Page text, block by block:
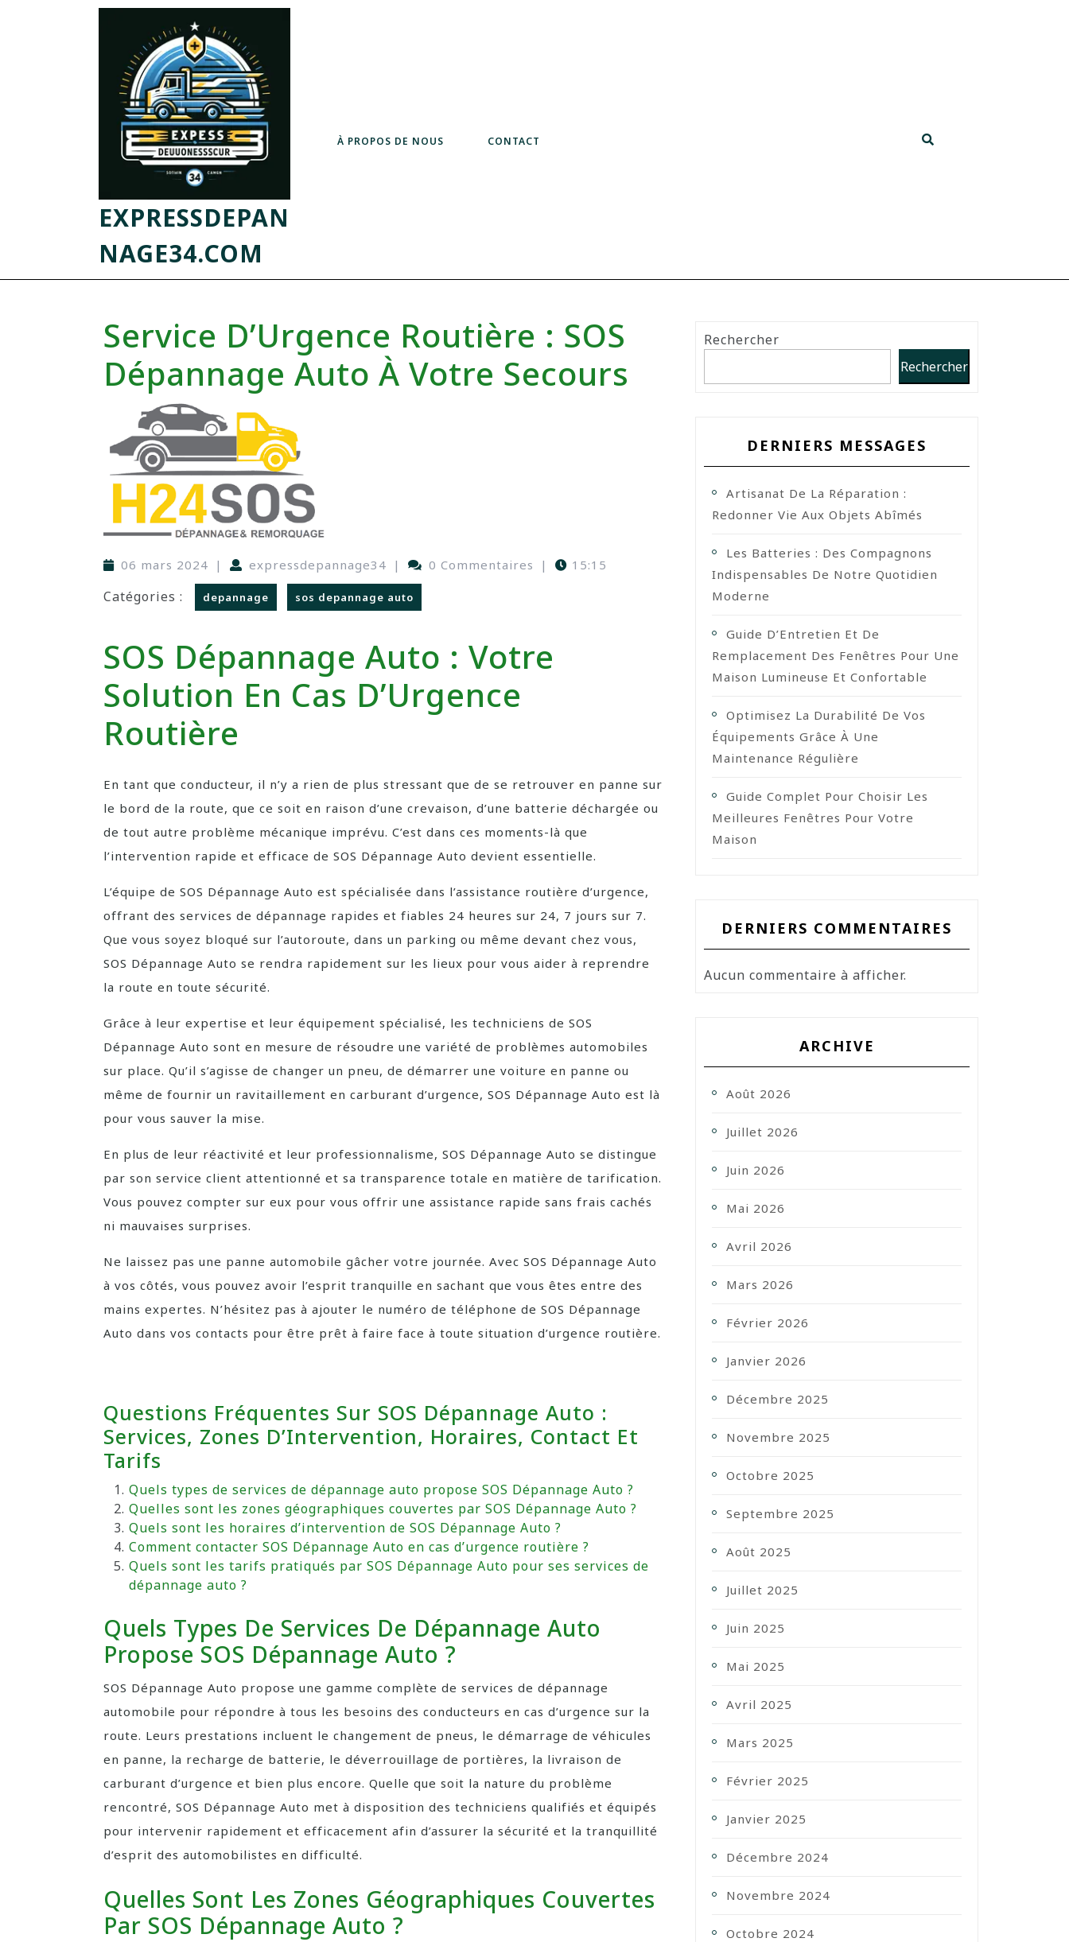
EXPRESSDEPAN
NAGE34.COM
À PROPOS DE NOUS CONTACT
Service D’Urgence Routière : SOS
Dépannage Auto À Votre Secours
06 mars 2024 | expressdepannage34 | 0 Commentaires | 15:15
Catégories : depannage sos depannage auto
SOS Dépannage Auto : Votre
Solution En Cas D’Urgence
Routière
En tant que conducteur, il n’y a rien de plus stressant que de se retrouver en panne sur
le bord de la route, que ce soit en raison d’une crevaison, d’une batterie déchargée ou
de tout autre problème mécanique imprévu. C’est dans ces moments-là que
l’intervention rapide et efficace de SOS Dépannage Auto devient essentielle.
L’équipe de SOS Dépannage Auto est spécialisée dans l’assistance routière d’urgence,
offrant des services de dépannage rapides et fiables 24 heures sur 24, 7 jours sur 7.
Que vous soyez bloqué sur l’autoroute, dans un parking ou même devant chez vous,
SOS Dépannage Auto se rendra rapidement sur les lieux pour vous aider à reprendre
la route en toute sécurité.
Grâce à leur expertise et leur équipement spécialisé, les techniciens de SOS
Dépannage Auto sont en mesure de résoudre une variété de problèmes automobiles
sur place. Qu’il s’agisse de changer un pneu, de démarrer une voiture en panne ou
même de fournir un ravitaillement en carburant d’urgence, SOS Dépannage Auto est là
pour vous sauver la mise.
En plus de leur réactivité et leur professionnalisme, SOS Dépannage Auto se distingue
par son service client attentionné et sa transparence totale en matière de tarification.
Vous pouvez compter sur eux pour vous offrir une assistance rapide sans frais cachés
ni mauvaises surprises.
Ne laissez pas une panne automobile gâcher votre journée. Avec SOS Dépannage Auto
à vos côtés, vous pouvez avoir l’esprit tranquille en sachant que vous êtes entre des
mains expertes. N’hésitez pas à ajouter le numéro de téléphone de SOS Dépannage
Auto dans vos contacts pour être prêt à faire face à toute situation d’urgence routière.
Questions Fréquentes Sur SOS Dépannage Auto :
Services, Zones D’Intervention, Horaires, Contact Et
Tarifs
Quels types de services de dépannage auto propose SOS Dépannage Auto ?
Quelles sont les zones géographiques couvertes par SOS Dépannage Auto ?
Quels sont les horaires d’intervention de SOS Dépannage Auto ?
Comment contacter SOS Dépannage Auto en cas d’urgence routière ?
Quels sont les tarifs pratiqués par SOS Dépannage Auto pour ses services de
dépannage auto ?
Quels Types De Services De Dépannage Auto
Propose SOS Dépannage Auto ?
SOS Dépannage Auto propose une gamme complète de services de dépannage
automobile pour répondre à tous les besoins des conducteurs en cas d’urgence sur la
route. Leurs prestations incluent le changement de pneus, le démarrage de véhicules
en panne, la recharge de batterie, le déverrouillage de portières, la livraison de
carburant d’urgence et bien plus encore. Quelle que soit la nature du problème
rencontré, SOS Dépannage Auto met à disposition des techniciens qualifiés et équipés
pour intervenir rapidement et efficacement afin d’assurer la sécurité et la tranquillité
d’esprit des automobilistes en difficulté.
Quelles Sont Les Zones Géographiques Couvertes
Par SOS Dépannage Auto ?
Rechercher
Rechercher
DERNIERS MESSAGES
Artisanat De La Réparation :
Redonner Vie Aux Objets Abîmés
Les Batteries : Des Compagnons
Indispensables De Notre Quotidien
Moderne
Guide D’Entretien Et De
Remplacement Des Fenêtres Pour Une
Maison Lumineuse Et Confortable
Optimisez La Durabilité De Vos
Équipements Grâce À Une
Maintenance Régulière
Guide Complet Pour Choisir Les
Meilleures Fenêtres Pour Votre
Maison
DERNIERS COMMENTAIRES
Aucun commentaire à afficher.
ARCHIVE
Août 2026
Juillet 2026
Juin 2026
Mai 2026
Avril 2026
Mars 2026
Février 2026
Janvier 2026
Décembre 2025
Novembre 2025
Octobre 2025
Septembre 2025
Août 2025
Juillet 2025
Juin 2025
Mai 2025
Avril 2025
Mars 2025
Février 2025
Janvier 2025
Décembre 2024
Novembre 2024
Octobre 2024